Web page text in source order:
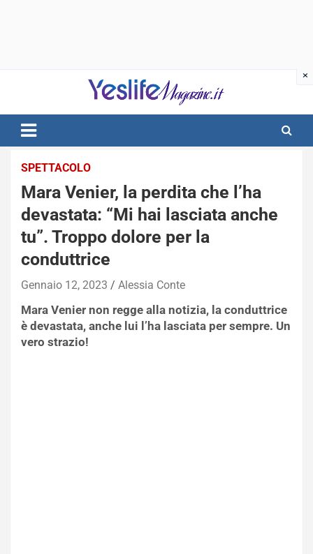
notizie di intrattenimento
SPETTACOLO
Mara Venier, la perdita che l’ha
devastata: “Mi hai lasciata anche
tu”. Troppo dolore per la
conduttrice
Gennaio 12, 2023 Alessia Conte
Mara Venier non regge alla notizia, la conduttrice
è devastata, anche lui l’ha lasciata per sempre. Un
vero strazio!